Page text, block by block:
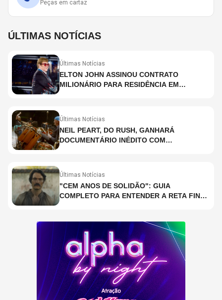
Peças em cartaz
ÚLTIMAS NOTÍCIAS
Últimas Notícias
ELTON JOHN ASSINOU CONTRATO
MILIONÁRIO PARA RESIDÊNCIA EM
Últimas Notícias
NEIL PEART, DO RUSH, GANHARÁ
DOCUMENTÁRIO INÉDITO COM
Últimas Notícias
"CEM ANOS DE SOLIDÃO": GUIA
COMPLETO PARA ENTENDER A RETA FINAL